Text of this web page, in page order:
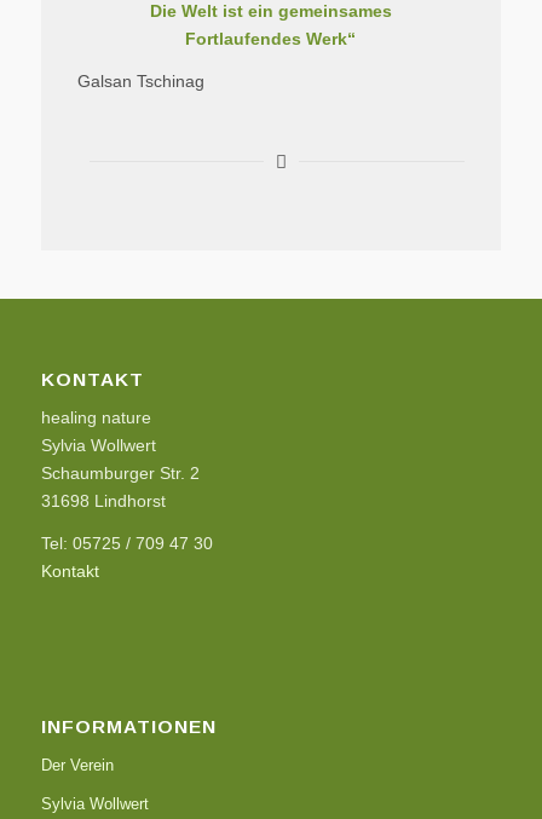
Die Welt ist ein gemeinsames
Fortlaufendes Werk“
Galsan Tschinag
KONTAKT
healing nature
Sylvia Wollwert
Schaumburger Str. 2
31698 Lindhorst
Tel: 05725 / 709 47 30
Kontakt
INFORMATIONEN
Der Verein
Sylvia Wollwert